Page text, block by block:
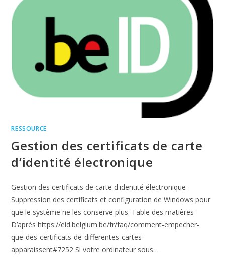
RESSOURCE
Gestion des certificats de carte
d’identité électronique
Gestion des certificats de carte d'identité électronique
Suppression des certificats et configuration de Windows pour
que le système ne les conserve plus. Table des matières
D’après https://eid.belgium.be/fr/faq/comment-empecher-
que-des-certificats-de-differentes-cartes-
apparaissent#7252 Si votre ordinateur sous…